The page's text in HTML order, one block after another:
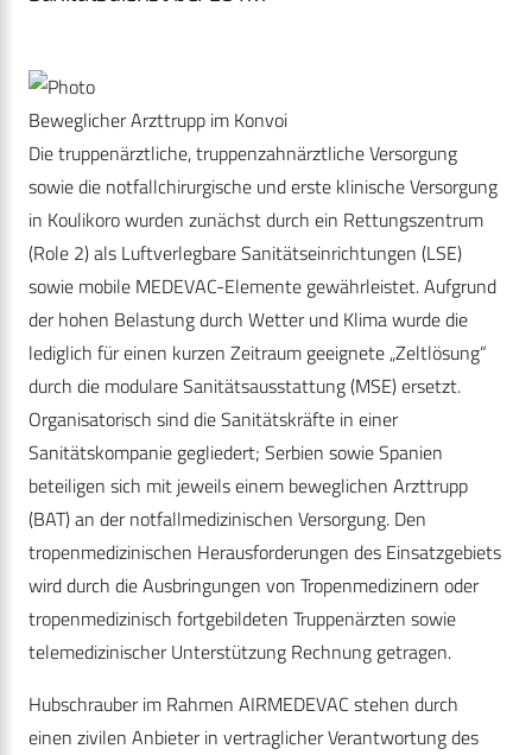
Beweglicher Arzttrupp im Konvoi
Die truppenärztliche, truppenzahnärztliche Versorgung
sowie die notfallchirurgische und erste klinische Versorgung
in Koulikoro wurden zunächst durch ein Rettungszentrum
(Role 2) als Luftverlegbare Sanitätseinrichtungen (LSE)
sowie mobile MEDEVAC-Elemente gewährleistet. Aufgrund
der hohen Belastung durch Wetter und Klima wurde die
lediglich für einen kurzen Zeitraum geeignete „Zeltlösung“
durch die modulare Sanitätsausstattung (MSE) ersetzt.
Organisatorisch sind die Sanitätskräfte in einer
Sanitätskompanie gegliedert; Serbien sowie Spanien
beteiligen sich mit jeweils einem beweglichen Arzttrupp
(BAT) an der notfallmedizinischen Versorgung. Den
tropenmedizinischen Herausforderungen des Einsatzgebiets
wird durch die Ausbringungen von Tropenmedizinern oder
tropenmedizinisch fortgebildeten Truppenärzten sowie
telemedizinischer Unterstützung Rechnung getragen.
Hubschrauber im Rahmen AIRMEDEVAC stehen durch
einen zivilen Anbieter in vertraglicher Verantwortung des